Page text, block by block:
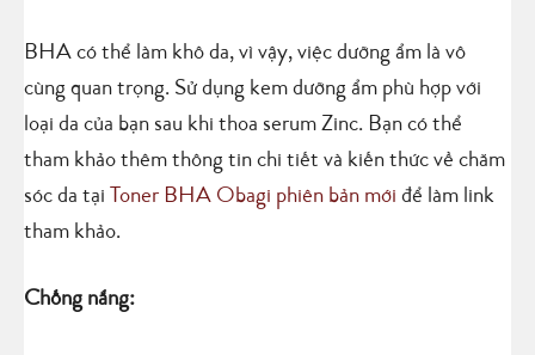
BHA có thể làm khô da, vì vậy, việc dưỡng ẩm là vô
cùng quan trọng. Sử dụng kem dưỡng ẩm phù hợp với
loại da của bạn sau khi thoa serum Zinc. Bạn có thể
tham khảo thêm thông tin chi tiết và kiến thức về chăm
sóc da tại Toner BHA Obagi phiên bản mới để làm link
tham khảo.
Chống nắng: